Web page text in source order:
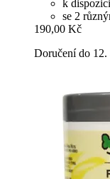
k
se 2
190,00 Kč
Doručení do 12.